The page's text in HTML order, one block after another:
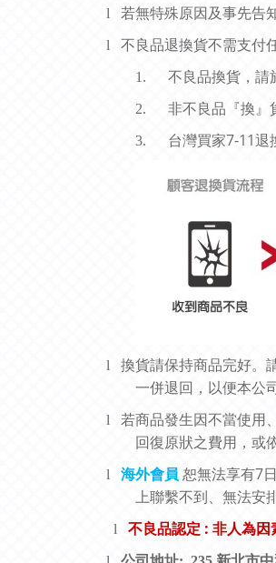
l 若無特殊原因及事先告
l 不良品退換貨不需支付
1. 不良品換貨，請
2. 非不良品『換』
3. 台灣買家7-11退
l 換貨請保持商品完好。
一併退回，以便本公
l
若商品發生因不當使用
回復原狀之費用，或
l 海外會員 恕無法享有7
上聯繫不到、無法
l 不良品認定 : 非人為因